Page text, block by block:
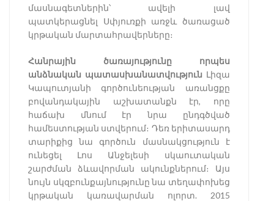
մասնագետներին՝ ավելի լավ
պատկերացնել Սփյուռքի առջև ծառացած
կրթական մարտահրավերները։
Հանրային ծառայությունը որպես
անձնական պատասխանատվություն Լիզա
Կապուտյանի գործունեության առանցքը
բովանդակային աշխատանքն էր, որը
հաճախ մնում էր նրա ընդգծված
համեստության ստվերում։ Դեռ երիտասարդ
տարիքից նա գործուն մասնակցություն է
ունեցել Լոս Անջելեսի սկաուտական
շարժման ձևավորման ակունքներում։ Այս
նույն սկզբունքայնությունը նա տեղափոխեց
կրթական կառավարման ոլորտ. 2015